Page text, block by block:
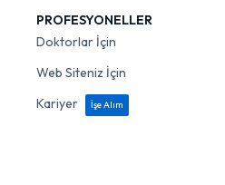
PROFESYONELLER
Doktorlar İçin
Web Siteniz İçin
Kariyer
İşe Alım